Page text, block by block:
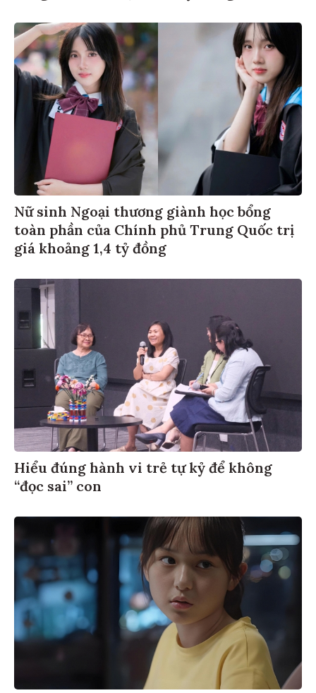
Nữ sinh Ngoại thương giành học bổng
toàn phần của Chính phủ Trung Quốc trị
giá khoảng 1,4 tỷ đồng
Hiểu đúng hành vi trẻ tự kỷ để không
“đọc sai” con